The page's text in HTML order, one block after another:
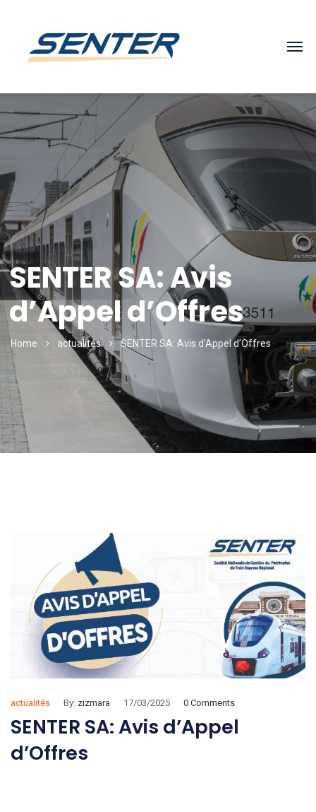
SENTER SA: Avis
d’Appel d’Offres
Home actualités SENTER SA: Avis d’Appel d’Offres
actualités By: zizmara 17/03/2025 0 Comments
SENTER SA: Avis d’Appel
d’Offres